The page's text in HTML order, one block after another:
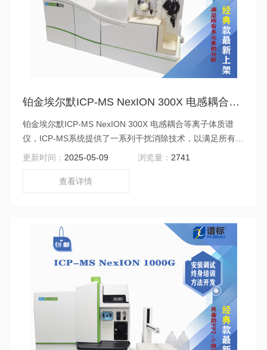
铂金埃尔默ICP-MS NexION 300X 电感耦合等离子体质谱仪二手
铂金埃尔默ICP-MS NexION 300X 电感耦合等离子体质谱
仪，ICP-MS系统提供了一系列干扰消除技术，以满足所有多
元素的分析 - 从具有少量干扰的高通量样品到需要去除未知
环境样品中无机元素分析包括土壤、污泥、废弃物、饮用
更新时间： 2025-05-09 浏览量： 2741
查看详情